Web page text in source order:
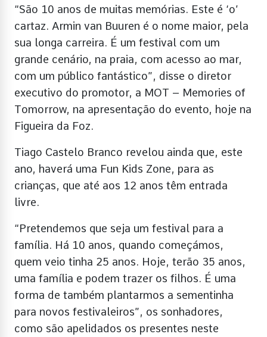
“São 10 anos de muitas memórias. Este é ‘o’
cartaz. Armin van Buuren é o nome maior, pela
sua longa carreira. É um festival com um
grande cenário, na praia, com acesso ao mar,
com um público fantástico”, disse o diretor
executivo do promotor, a MOT – Memories of
Tomorrow, na apresentação do evento, hoje na
Figueira da Foz.
Tiago Castelo Branco revelou ainda que, este
ano, haverá uma Fun Kids Zone, para as
crianças, que até aos 12 anos têm entrada
livre.
“Pretendemos que seja um festival para a
família. Há 10 anos, quando começámos,
quem veio tinha 25 anos. Hoje, terão 35 anos,
uma família e podem trazer os filhos. É uma
forma de também plantarmos a sementinha
para novos festivaleiros”, os sonhadores,
como são apelidados os presentes neste